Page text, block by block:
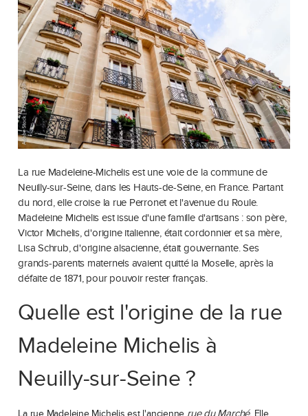
La rue Madeleine-Michelis est une voie de la commune de
Neuilly-sur-Seine, dans les Hauts-de-Seine, en France. Partant
du nord, elle croise la rue Perronet et l'avenue du Roule.
Madeleine Michelis est issue d'une famille d'artisans : son père,
Victor Michelis, d'origine italienne, était cordonnier et sa mère,
Lisa Schrub, d'origine alsacienne, était gouvernante. Ses
grands-parents maternels avaient quitté la Moselle, après la
défaite de 1871, pour pouvoir rester français.
Quelle est l'origine de la rue
Madeleine Michelis à
Neuilly-sur-Seine ?
La rue Madeleine Michelis est l'ancienne rue du Marché. Elle